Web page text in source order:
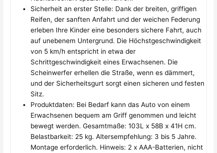
Sicherheit an erster Stelle: Dank der breiten, griffigen
Reifen, der sanften Anfahrt und der weichen Federung
erleben Ihre Kinder eine besonders sichere Fahrt, auch
auf unebenem Untergrund. Die Höchstgeschwindigkeit
von 5 km/h entspricht in etwa der
Schrittgeschwindigkeit eines Erwachsenen. Die
Scheinwerfer erhellen die Straße, wenn es dämmert,
und der Sicherheitsgurt sorgt einen sicheren und festen
Sitz.
Produktdaten: Bei Bedarf kann das Auto von einem
Erwachsenen bequem am Griff genommen und leicht
bewegt werden. Gesamtmaße: 103L x 58B x 41H cm.
Belastbarkeit: 25 kg. Altersempfehlung: 3 bis 5 Jahre.
Montage erforderlich. Hinweis: 2 x AAA-Batterien, nicht